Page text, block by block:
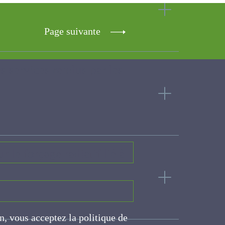
le forçage radiatif lié
Page suivante
vous acceptez la politique